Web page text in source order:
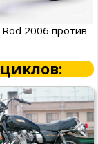
2006 против